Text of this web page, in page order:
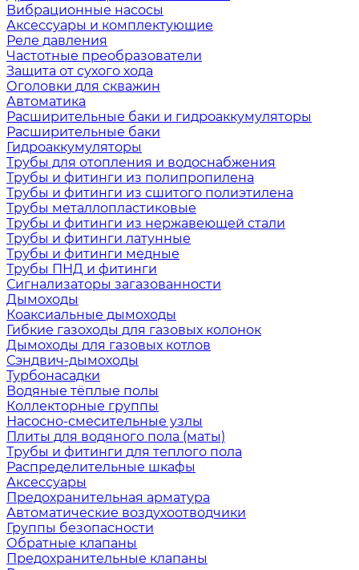
Вибрационные насосы
Аксессуары и комплектующие
Реле давления
Частотные преобразователи
Защита от сухого хода
Оголовки для скважин
Автоматика
Расширительные баки и гидроаккумуляторы
Расширительные баки
Гидроаккумуляторы
Трубы для отопления и водоснабжения
Трубы и фитинги из полипропилена
Трубы и фитинги из сшитого полиэтилена
Трубы металлопластиковые
Трубы и фитинги из нержавеющей стали
Трубы и фитинги латунные
Трубы и фитинги медные
Трубы ПНД и фитинги
Сигнализаторы загазованности
Дымоходы
Коаксиальные дымоходы
Гибкие газоходы для газовых колонок
Дымоходы для газовых котлов
Сэндвич-дымоходы
Турбонасадки
Водяные тёплые полы
Коллекторные группы
Насосно-смесительные узлы
Плиты для водяного пола (маты)
Трубы и фитинги для теплого пола
Распределительные шкафы
Аксессуары
Предохранительная арматура
Автоматические воздухоотводчики
Группы безопасности
Обратные клапаны
Предохранительные клапаны